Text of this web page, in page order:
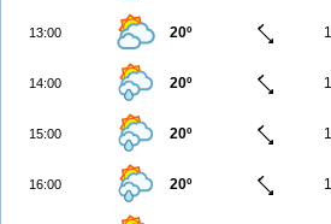
13:00 20º
14:00 20º
15:00 20º
16:00 20º